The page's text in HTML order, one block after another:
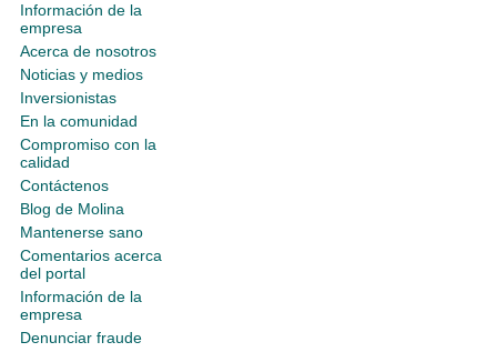
Información de la
empresa
Acerca de nosotros
Noticias y medios
Inversionistas
En la comunidad
Compromiso con la
calidad
Contáctenos
Blog de Molina
Mantenerse sano
Comentarios acerca
del portal
Información de la
empresa
Denunciar fraude